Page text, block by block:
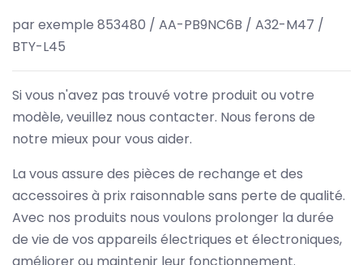
par exemple 853480 / AA-PB9NC6B / A32-M47 /
BTY-L45
Si vous n'avez pas trouvé votre produit ou votre
modèle, veuillez nous contacter. Nous ferons de
notre mieux pour vous aider.
La vous assure des pièces de rechange et des
accessoires à prix raisonnable sans perte de qualité.
Avec nos produits nous voulons prolonger la durée
de vie de vos appareils électriques et électroniques,